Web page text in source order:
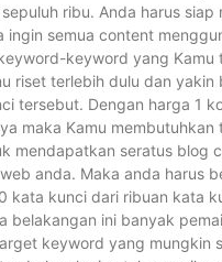
ribu. Anda harus siap
ingin semua content
keyword yang Kamu
riset terlebih dulu dan yakin
tersebut. Dengan harga 1
maka Kamu membutuhkan
mendapatkan seratus blog
anda. Maka anda harus
kata kunci dari ribuan kata
belakangan ini banyak
keyword yang mungkin